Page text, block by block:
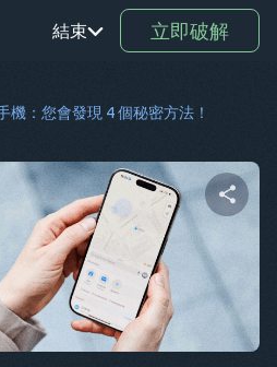
結束
鉑
RO
驅動程
式
SV
立即破解
機：您會發現 4 個秘密方法！
分享這篇文章
推特 臉書